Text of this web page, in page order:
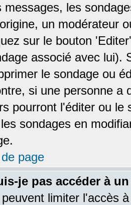
messages, les
un modérateur
sur le bouton
associé avec lui).
le sondage ou
si une personne a
pourront l'éditer ou le
sondages en
page
je pas accéder à
limiter l'accès